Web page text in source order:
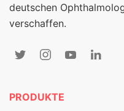
deutschen
verschaffen.
PRODUKTE